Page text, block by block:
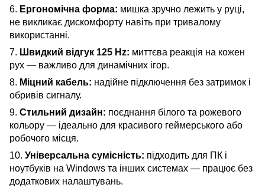
6. Ергономічна форма: мишка зручно лежить у руці,
не викликає дискомфорту навіть при тривалому
використанні.
7. Швидкий відгук 125 Hz: миттєва реакція на кожен
рух — важливо для динамічних ігор.
8. Міцний кабель: надійне підключення без затримок і
обривів сигналу.
9. Стильний дизайн: поєднання білого та рожевого
кольору — ідеально для красивого геймерського або
робочого місця.
10. Універсальна сумісність: підходить для ПК і
ноутбуків на Windows та інших системах — працює без
додаткових налаштувань.